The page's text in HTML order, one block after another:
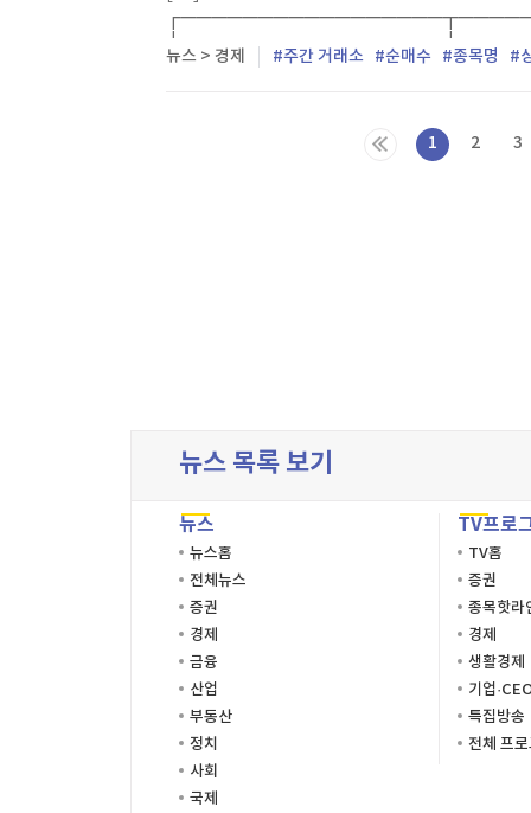
뉴스 > 경제 주간 거래소 순매수 종목명
1 2 3
뉴스 목록 보기
뉴스
뉴스홈
전체뉴스
증권
경제
금융
산업
부동산
정치
사회
국제
TV프로
TV홈
증권
종목핫라
경제
생활경제
기업
특집방송
전체 프